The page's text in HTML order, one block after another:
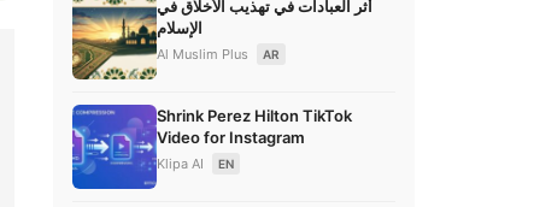
أثر العبادات في تهذيب الأخلاق في
الإسلام
Al Muslim Plus AR
Shrink Perez Hilton TikTok
Video for Instagram
Klipa AI EN